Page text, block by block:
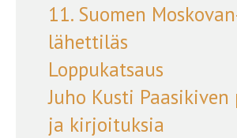
11. Suomen
lähettiläs
Loppukatsaus
Juho Kusti
ja kirjoituksia